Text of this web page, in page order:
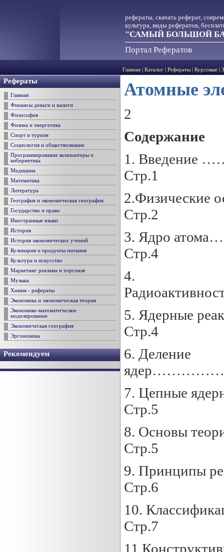
рефераты, скачать реферат,
культура, виды рефератов,
"САМЫЙ БОЛЬШОЙ
Портал Рефератов
Главная Каталог Рефераты Курсовые
Рефераты
Главная
Финансы деньги и налоги
Философия
Физика и энергетика
Спорт и туризм
Социология и обществознание
Программирование компьютеры и
кибернетика
Медицина
Математика
Литература
География и экономическая география
Государство и право
Иностранные языки
История
История экономических учений
Кулинария и продукты питания
Культура и искусство
Маркетинг реклама и торговля
Музыка
Химия - рефераты
Экономика и экономическая теория
Экономико-математическое
моделирование
Экономическая география
Эргономика
Рекомендуем
Атомные
2
Содержание
1.
Стр.1
Стр.2
3. Ядро
Стр.4
4.
5.
Стр.4
6. Деление
7. Цепные
Стр.5
8. Основы
Стр.5
9. Принципы
Стр.6
10.
Стр.7